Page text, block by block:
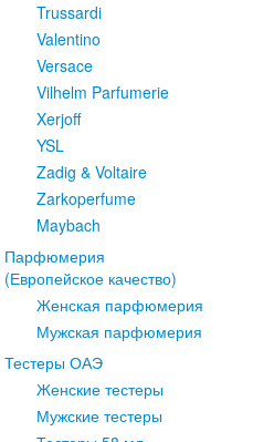
Trussardi
Valentino
Versace
Vilhelm Parfumerie
Xerjoff
YSL
Zadig & Voltaire
Zarkoperfume
Maybach
Парфюмерия
(Европейское качество)
Женская парфюмерия
Мужская парфюмерия
Тестеры ОАЭ
Женские тестеры
Мужские тестеры